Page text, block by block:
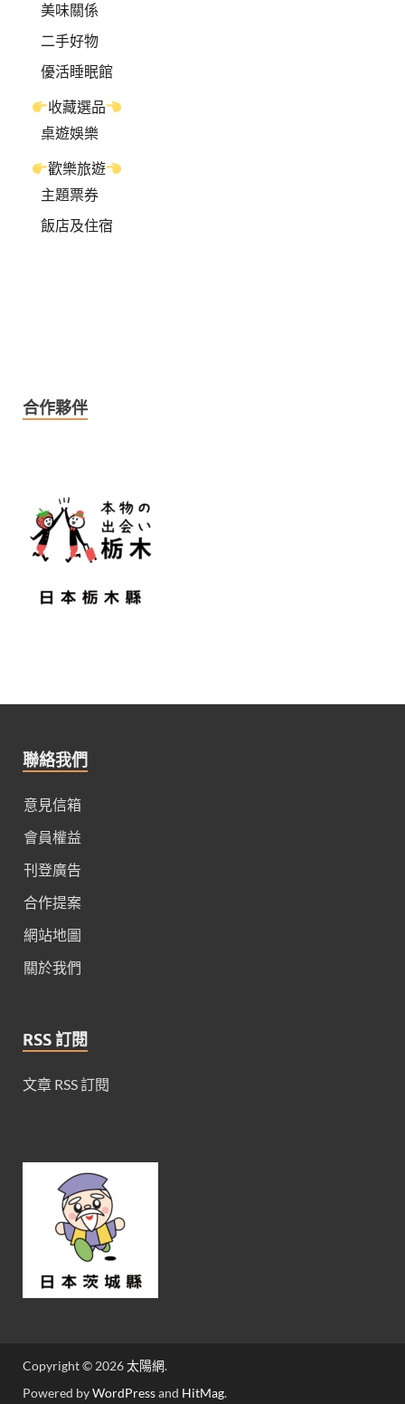
美味關係
二手好物
優活睡眠館
收藏選品
桌遊娛樂
歡樂旅遊
主題票券
飯店及住宿
合作夥伴
聯絡我們
意見信箱
會員權益
刊登廣告
合作提案
網站地圖
關於我們
RSS 訂閱
文章 RSS 訂閱
Copyright © 2026太陽網.
Powered byWordPressand HitMag.